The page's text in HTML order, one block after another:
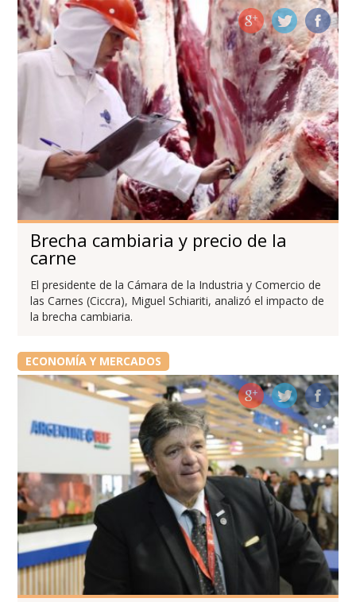
Brecha cambiaria y precio de la
carne
El presidente de la Cámara de la Industria y Comercio de
las Carnes (Ciccra), Miguel Schiariti, analizó el impacto de
la brecha cambiaria.
ECONOMÍA Y MERCADOS